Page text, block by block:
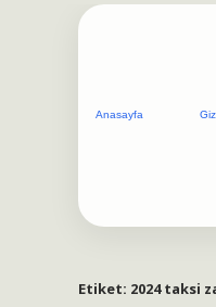
Anasayfa
Etiket: 2024 taksi